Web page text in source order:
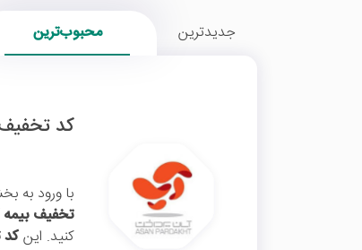
جدیدترین محبوب‌ترین
کد تخفیف 9 درصدی بیمه شخص
با ورود به
تخفیف
کنید. این